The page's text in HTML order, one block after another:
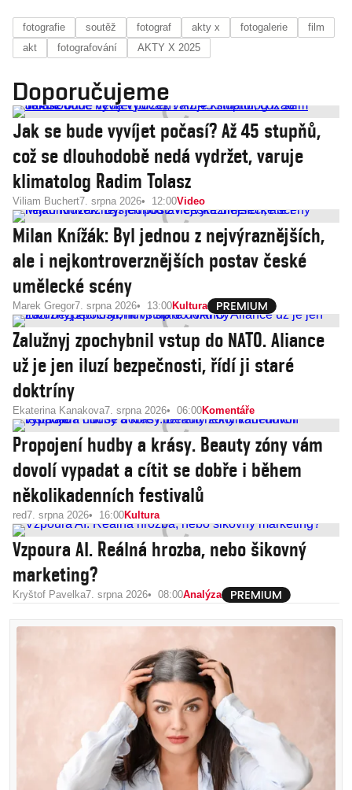
fotografie soutěž fotograf akty x fotogalerie
film
akt
fotografování AKTY X 2025
Doporučujeme
Jak se bude vyvíjet počasí? Až 45 stupňů,
což se dlouhodobě nedá vydržet, varuje
klimatolog Radim Tolasz
Viliam Buchert7. srpna 2026 12:00Video
Milan Knížák: Byl jednou z nejvýraznějších,
ale i nejkontroverznějších postav české
umělecké scény
Marek Gregor7. srpna 2026 13:00Kultura
Zalužnyj zpochybnil vstup do NATO. Aliance
už je jen iluzí bezpečnosti, řídí ji staré
doktríny
Ekaterina Kanakova7. srpna 2026 06:00Komentáře
Propojení hudby a krásy. Beauty zóny vám
dovolí vypadat a cítit se dobře i během
několikadenních festivalů
red7. srpna 2026 16:00Kultura
Vzpoura AI. Reálná hrozba, nebo šikovný
marketing?
Kryštof Pavelka7. srpna 2026 08:00Analýza